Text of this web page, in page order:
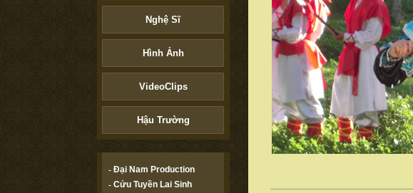
Nghệ Sĩ
Hình Ảnh
VideoClips
Hậu Trường
- Đại Nam Production
- Cửu Tuyền Lai Sinh